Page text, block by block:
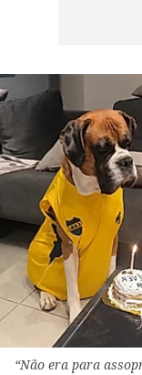
“Não era para